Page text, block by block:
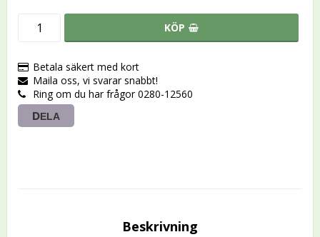
KÖP
Betala säkert med kort
Maila oss, vi svarar snabbt!
Ring om du har frågor 0280-12560
DELA
Beskrivning